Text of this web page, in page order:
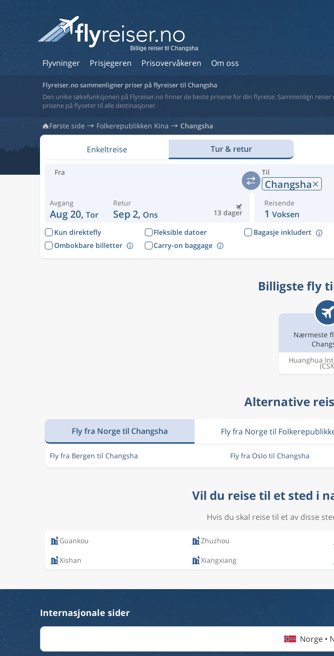
Flyvninger Prisjegeren Prisovervåkeren Om oss
Billige reiser til Changsha
Flyreiser.no sammenligner priser på flyreiser til Changsha
Den unike søkefunksjonen på Flyreiser.no finner de beste prisene for din flyreise. Sammenlign
prisene på flyseter til alle destinasjoner.
Første side Folkerepublikken Kina Changsha
Enkeltreise Tur & retur
Fra Til
Changsha
Avgang
Aug 20, Tor 13 dager
Retur
Sep 2, Ons
Reisende
1 Voksen
Kun direktefly Fleksible datoer
Bagasje inkludert
Ombokbare billetter
Carry-on baggage
Billigste fly
Nærmeste
Huanghua
Alternative
Fly fra Norge til Changsha Fly fra Norge til
Fly fra Bergen til Changsha Fly fra Oslo til Changsha
Vil du reise til et sted i
Hvis du skal reise til et av disse
Guankou Zhuzhou
Xishan Xiangxiang
Internasjonale sider
Norge •